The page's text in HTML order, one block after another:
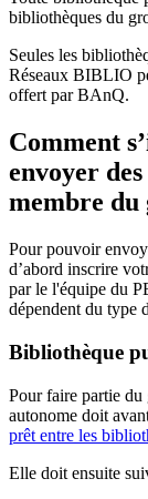
bibliothèques du
Seules les
Réseaux BIBLIO
offert par BAnQ.
Comment
envoyer
membre du
Pour pouvoir
d’abord inscrire
par le l'équipe du
dépendent du type
Bibliothèque
Pour faire partie
autonome doit
prêt entre les
Elle doit ensuite